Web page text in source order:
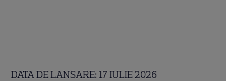
DATA DE LANSARE: 17 IULIE 2026